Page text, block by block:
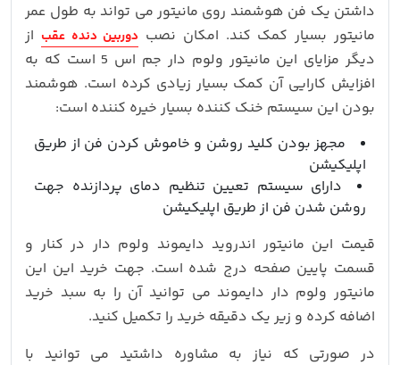
داشتن یک فن هوشمند روی مانیتور می تواند به طول عمر
مانیتور بسیار کمک کند. امکان نصب دوربین دنده عقب از
دیگر مزایای این مانیتور ولوم دار جم اس 5 است که به
افزایش کارایی آن کمک بسیار زیادی کرده است. هوشمند
بودن این سیستم خنک کننده بسیار خیره کننده است:
مجهز بودن کلید روشن و خاموش کردن فن از طریق
اپلیکیشن
دارای سیستم تعیین تنظیم دمای پردازنده جهت
روشن شدن فن از طریق اپلیکیشن
قیمت این مانیتور اندروید دایموند ولوم دار در کنار و
قسمت پایین صفحه درج شده است. جهت خرید این این
مانیتور ولوم دار دایموند می توانید آن را به سبد خرید
اضافه کرده و زیر یک دقیقه خرید را تکمیل کنید.
در صورتی که نیاز به مشاوره داشتید می توانید با